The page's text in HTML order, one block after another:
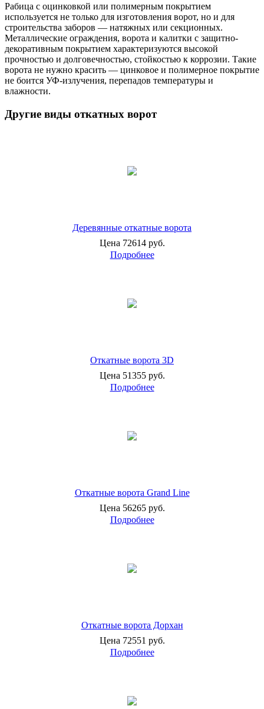
Рабица с оцинковкой или полимерным покрытием
используется не только для изготовления ворот, но и для
строительства заборов — натяжных или секционных.
Металлические ограждения, ворота и калитки с защитно-
декоративным покрытием характеризуются высокой
прочностью и долговечностью, стойкостью к коррозии. Такие
ворота не нужно красить — цинковое и полимерное покрытие
не боится УФ-излучения, перепадов температуры и
влажности.
Другие виды откатных ворот
Деревянные откатные ворота
Цена 72614 руб.
Подробнее
Откатные ворота 3D
Цена 51355 руб.
Подробнее
Откатные ворота Grand Line
Цена 56265 руб.
Подробнее
Откатные ворота Дорхан
Цена 72551 руб.
Подробнее